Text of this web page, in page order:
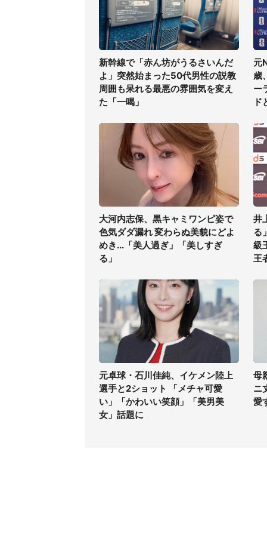
新幹線で「赤ん坊がうるさいんだ
よ」突然始まった50代男性の説教
周囲も呆れる最悪の雰囲気を変え
た「一喝」
元
歳
ー
ド
大河内志保、黒キャミワンピ姿で
色気ダダ漏れ 変わらぬ美貌にどよ
めき...「美人過ぎ」「美しすぎ
る」
井
る
級
王
元卓球・石川佳純、イケメン陸上
選手と2ショット 「メチャ可愛
い」「かわいい笑顔」「美男美
女」話題に
母
ニ
愛